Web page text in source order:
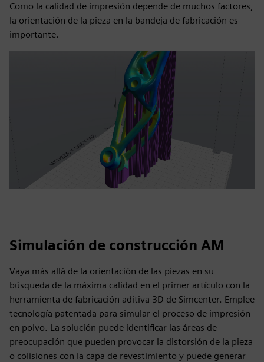
Como la calidad de impresión depende de muchos factores,
la orientación de la pieza en la bandeja de fabricación es
importante.
Simulación de construcción AM
Vaya más allá de la orientación de las piezas en su
búsqueda de la máxima calidad en el primer artículo con la
herramienta de fabricación aditiva 3D de Simcenter. Emplee
tecnología patentada para simular el proceso de impresión
en polvo. La solución puede identificar las áreas de
preocupación que pueden provocar la distorsión de la pieza
o colisiones con la capa de revestimiento y puede generar